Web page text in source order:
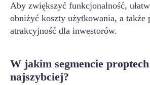
Aby zwiększyć funkcjonalność,
obniżyć koszty użytkowania, a także
atrakcyjność dla inwestorów.
W jakim segmencie
najszybciej?